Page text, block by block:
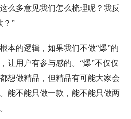
么多意见我们怎么梳理呢？我反
？”
本的逻辑，如果我们不做“爆”的
让用户有参与感的。“爆”不仅仅
想做精品，但精品有可能大家会
能不能只做一款，能不能只做两